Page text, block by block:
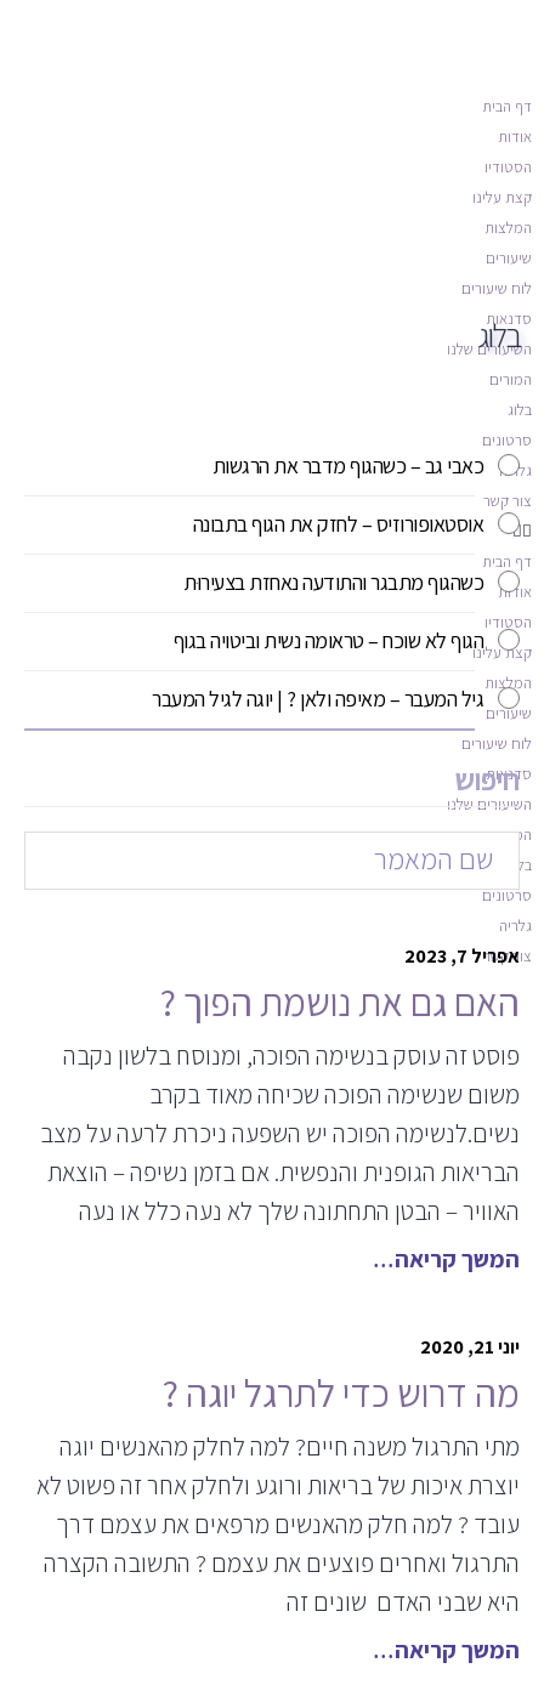
דף הבית
אודות
הסטודיו
קצת עלינו
המלצות
שיעורים
לוח שיעורים
סדנאות
השיעורים שלנו
המורים
בלוג
סרטונים
גלריה
צור קשר
דף הבית
אודות
הסטודיו
קצת עלינו
המלצות
שיעורים
לוח שיעורים
סדנאות
השיעורים שלנו
המורים
בלוג
סרטונים
גלריה
צור קשר
בלוג
כאבי גב – כשהגוף מדבר את הרגשות
אוסטאופורוזיס – לחזק את הגוף בתבונה
כשהגוף מתבגר והתודעה נאחזת בצעירוּת
הגוף לא שוכח – טראומה נשית וביטויה בגוף
גיל המעבר – מאיפה ולאן ? | יוגה לגיל המעבר
חיפוש
האם גם את נושמת הפוך ?
אפריל 7, 2023
פוסט זה עוסק בנשימה הפוכה, ומנוסח בלשון נקבה
משום שנשימה הפוכה שכיחה מאוד בקרב
נשים.לנשימה הפוכה יש השפעה ניכרת לרעה על מצב
הבריאות הגופנית והנפשית. אם בזמן נשיפה – הוצאת
האוויר – הבטן התחתונה שלך לא נעה כלל או נעה
המשך קריאה
מה דרוש כדי לתרגל יוגה ?
יוני 21, 2020
מתי התרגול משנה חיים? למה לחלק מהאנשים יוגה
יוצרת איכות של בריאות ורוגע ולחלק אחר זה פשוט לא
עובד ? למה חלק מהאנשים מרפאים את עצמם דרך
התרגול ואחרים פוצעים את עצמם ? התשובה הקצרה
היא שבני האדם שונים זה
המשך קריאה